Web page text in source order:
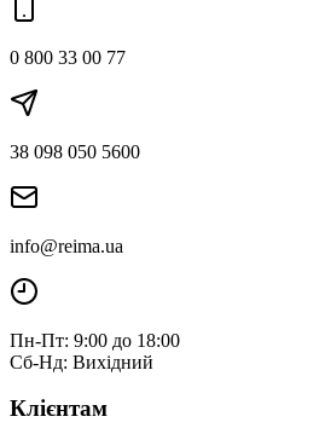
0 800 33 00 77
38 098 050 5600
info@reima.ua
Пн-Пт: 9:00 до 18:00
Сб-Нд: Вихідний
Клієнтам